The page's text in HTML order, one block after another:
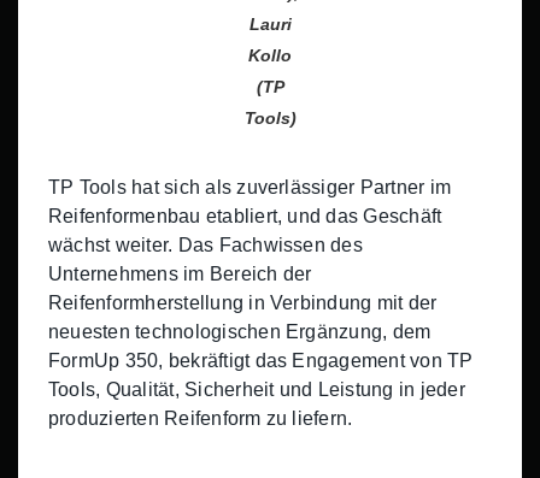
Lauri
Kollo
(TP
Tools)
TP Tools hat sich als zuverlässiger Partner im
Reifenformenbau etabliert, und das Geschäft
wächst weiter. Das Fachwissen des
Unternehmens im Bereich der
Reifenformherstellung in Verbindung mit der
neuesten technologischen Ergänzung, dem
FormUp 350, bekräftigt das Engagement von TP
Tools, Qualität, Sicherheit und Leistung in jeder
produzierten Reifenform zu liefern.